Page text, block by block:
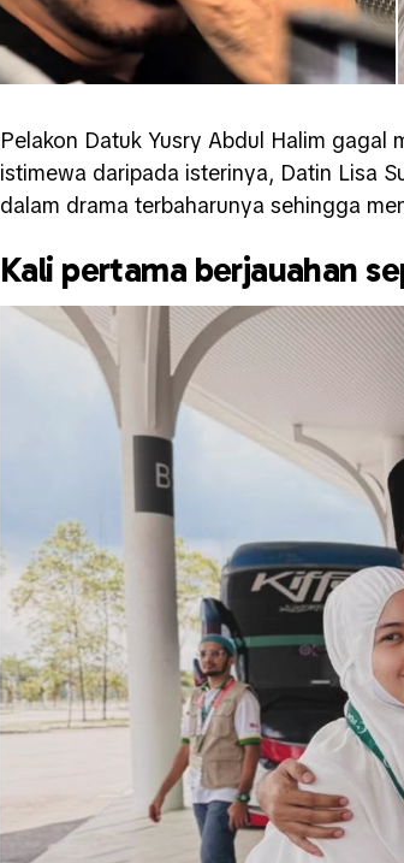
Pelakon Datuk Yusry Abdul Halim gagal
istimewa daripada isterinya, Datin Lisa
dalam drama terbaharunya sehingga
Kali pertama berjauahan